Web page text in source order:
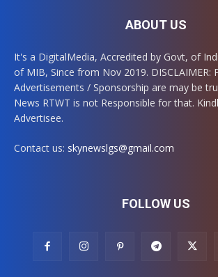
ABOUT US
It's a DigitalMedia, Accredited by Govt, of
of MIB, Since from Nov 2019. DISCLAIMER:
Advertisements / Sponsorship are may be
News RTWT is not Responsible for that.
Advertisee.
Contact us: skynewslgs@gmail.com
FOLLOW US